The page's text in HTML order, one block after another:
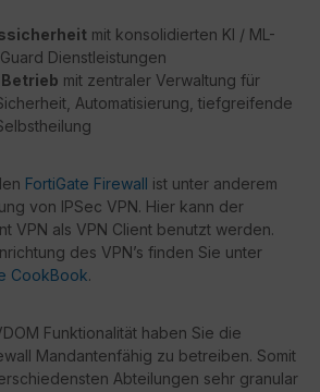
mit konsolidierten KI / ML-
Dienstleistungen
mit zentraler Verwaltung für
Automatisierung, tiefgreifende
FortiGate Firewall ist unter anderem
von IPSec VPN. Hier kann der
VPN als VPN Client benutzt werden.
des VPN’s finden Sie unter
CookBook.
Funktionalität haben Sie die
Mandantenfähig zu betreiben. Somit
Abteilungen sehr granular